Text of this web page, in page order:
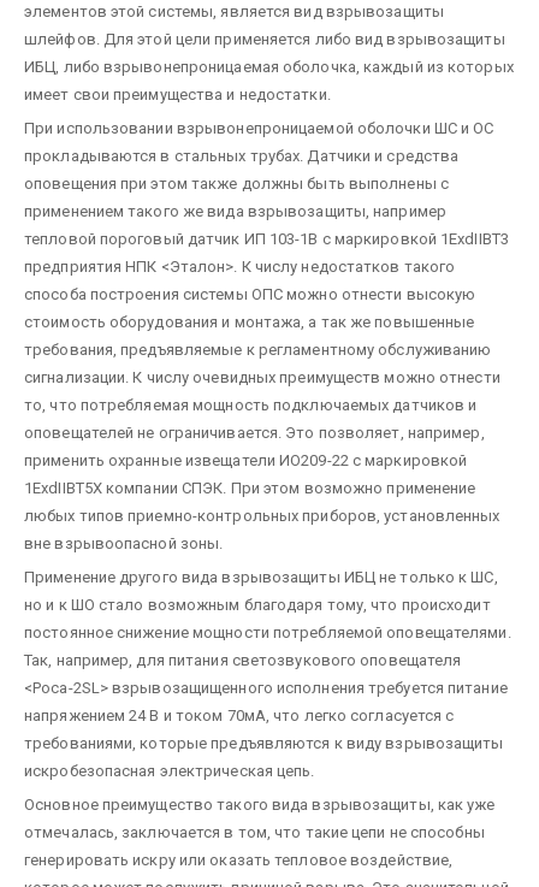
элементов этой системы, является вид взрывозащиты
шлейфов. Для этой цели применяется либо вид взрывозащиты
ИБЦ, либо взрывонепроницаемая оболочка, каждый из которых
имеет свои преимущества и недостатки.
При использовании взрывонепроницаемой оболочки ШС и ОС
прокладываются в стальных трубах. Датчики и средства
оповещения при этом также должны быть выполнены с
применением такого же вида взрывозащиты, например
тепловой пороговый датчик ИП 103-1В с маркировкой 1ExdIIВТ3
предприятия НПК <Эталон>. К числу недостатков такого
способа построения системы ОПС можно отнести высокую
стоимость оборудования и монтажа, а так же повышенные
требования, предъявляемые к регламентному обслуживанию
сигнализации. К числу очевидных преимуществ можно отнести
то, что потребляемая мощность подключаемых датчиков и
оповещателей не ограничивается. Это позволяет, например,
применить охранные извещатели ИО209-22 с маркировкой
1ExdIIBT5X компании СПЭК. При этом возможно применение
любых типов приемно-контрольных приборов, установленных
вне взрывоопасной зоны.
Применение другого вида взрывозащиты ИБЦ не только к ШС,
но и к ШО стало возможным благодаря тому, что происходит
постоянное снижение мощности потребляемой оповещателями.
Так, например, для питания светозвукового оповещателя
<Роса-2SL> взрывозащищенного исполнения требуется питание
напряжением 24 В и током 70мА, что легко согласуется с
требованиями, которые предъявляются к виду взрывозащиты
искробезопасная электрическая цепь.
Основное преимущество такого вида взрывозащиты, как уже
отмечалась, заключается в том, что такие цепи не способны
генерировать искру или оказать тепловое воздействие,